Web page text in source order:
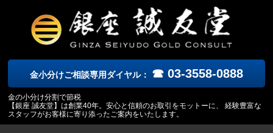
金小分けご相談専用ダイヤル： ☎ 03-3558-0888
金の小分け分割で節税
【銀座 誠友堂】は創業40年。安心と信頼のお取引をモットーに、 経験豊富な
スタッフがお客様に寄り添ったご案内をいたします。